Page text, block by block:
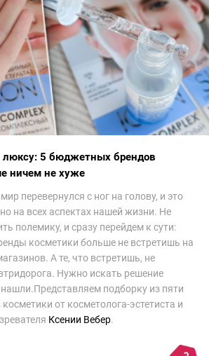
люксу: 5 бюджетных брендов
ничем не хуже
перевернулся с ног на голову, и это
на всех аспектах нашей жизни. Не
полемику, и сразу перейдем к сути:
косметики больше не встретишь на
А те, что встретишь, не
Нужно искать решение
подборку из пяти
от косметолога-эстетиста и
Ксении Вебер.